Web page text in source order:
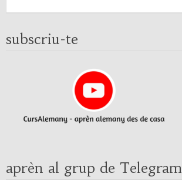
subscriu-te
aprèn al grup de Telegram